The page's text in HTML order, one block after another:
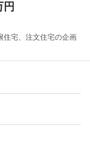
宅、注文住宅の企画